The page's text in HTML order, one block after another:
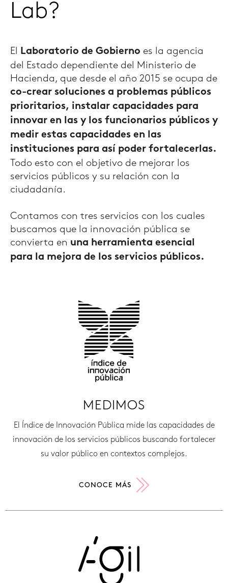
Lab?
El Laboratorio de Gobierno es la agencia
del Estado dependiente del Ministerio de
Hacienda, que desde el año 2015 se ocupa de
co-crear soluciones a problemas públicos
prioritarios, instalar capacidades para
innovar en las y los funcionarios públicos y
medir estas capacidades en las
instituciones para así poder fortalecerlas.
Todo esto con el objetivo de mejorar los
servicios públicos y su relación con la
ciudadanía.
Contamos con tres servicios con los cuales
buscamos que la innovación pública se
convierta en una herramienta esencial
para la mejora de los servicios públicos.
MEDIMOS
El Índice de Innovación Pública mide las capacidades de
innovación de los servicios públicos buscando fortalecer
su valor público en contextos complejos.
CONOCE MÁS